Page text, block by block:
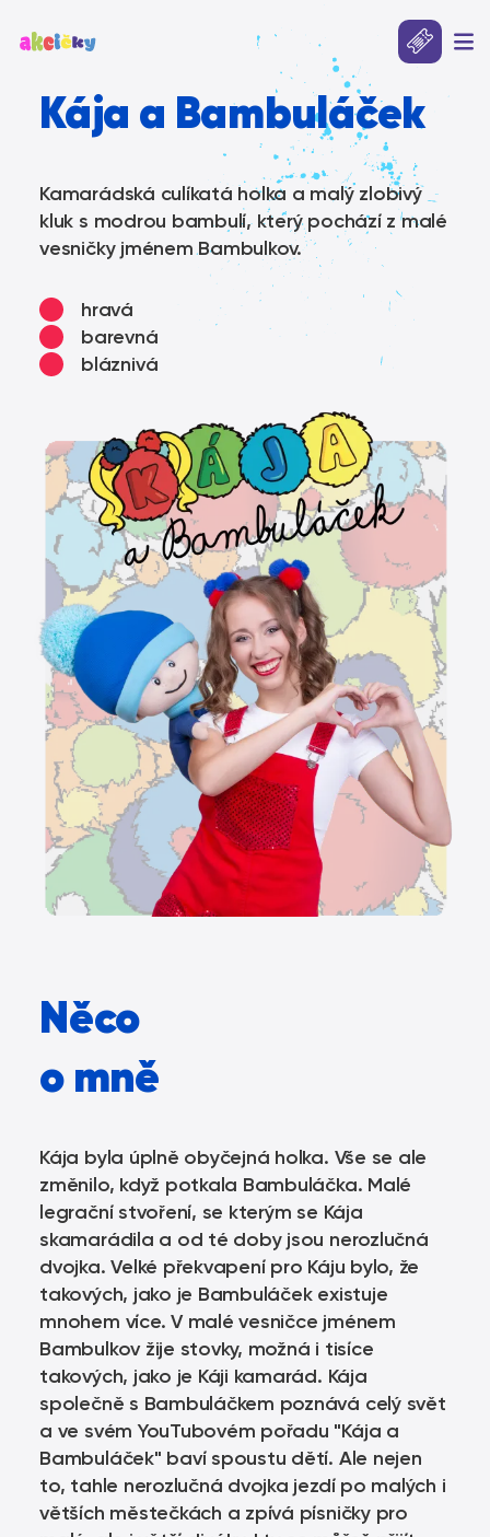
Kája a Bambuláček
Kamarádská culíkatá holka a malý zlobivý
kluk s modrou bambulí, který pochází z malé
vesničky jménem Bambulkov.
hravá
barevná
bláznivá
Něco
o mně
Kája byla úplně obyčejná holka. Vše se ale
změnilo, když potkala Bambuláčka. Malé
legrační stvoření, se kterým se Kája
skamarádila a od té doby jsou nerozlučná
dvojka. Velké překvapení pro Káju bylo, že
takových, jako je Bambuláček existuje
mnohem více. V malé vesničce jménem
Bambulkov žije stovky, možná i tisíce
takových, jako je Káji kamarád. Kája
společně s Bambuláčkem poznává celý svět
a ve svém YouTubovém pořadu "Kája a
Bambuláček" baví spoustu dětí. Ale nejen
to, tahle nerozlučná dvojka jezdí po malých i
větších městečkách a zpívá písničky pro